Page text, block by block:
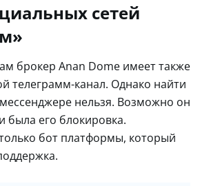
сетей
брокер Anan Dome имеет также
телеграмм-канал. Однако найти
нельзя. Возможно он
была его блокировка.
бот платформы, который